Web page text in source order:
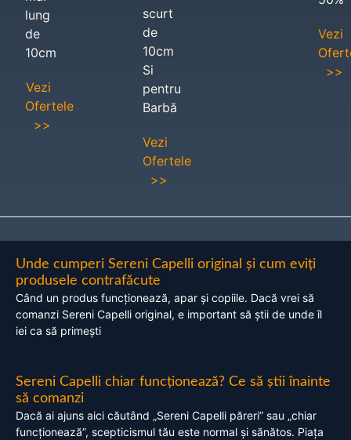
lung
de
10cm
Vezi
Ofertele
>>
scurt
de
10cm
Si
pentru
Barbă
Vezi
Ofertele
>>
Vezi
>>
Unde cumperi Sereni Capelli original și cum eviți
produsele contrafăcute
Când un produs funcționează, apar și copiile. Dacă vrei să
comanzi Sereni Capelli original, e important să știi de unde îl
iei ca să primești
Sereni Capelli chiar funcționează? Ce să știi înainte
să comanzi
Dacă ai ajuns aici căutând „Sereni Capelli păreri” sau „chiar
funcționează”, scepticismul tău este normal și sănătos. Piața